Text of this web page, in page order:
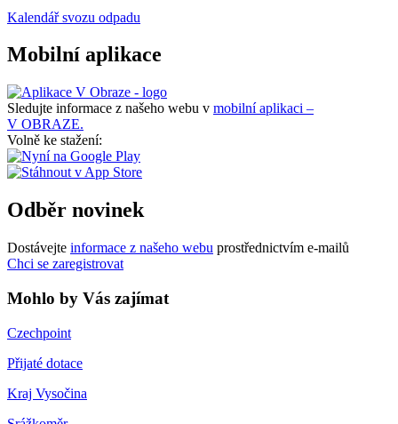
Kalendář svozu odpadu
Mobilní aplikace
Sledujte informace z našeho webu v mobilní aplikaci –
V OBRAZE.
Volně ke stažení:
Odběr novinek
Dostávejte informace z našeho webu prostřednictvím e-mailů
Chci se zaregistrovat
Mohlo by Vás zajímat
Czechpoint
Přijaté dotace
Kraj Vysočina